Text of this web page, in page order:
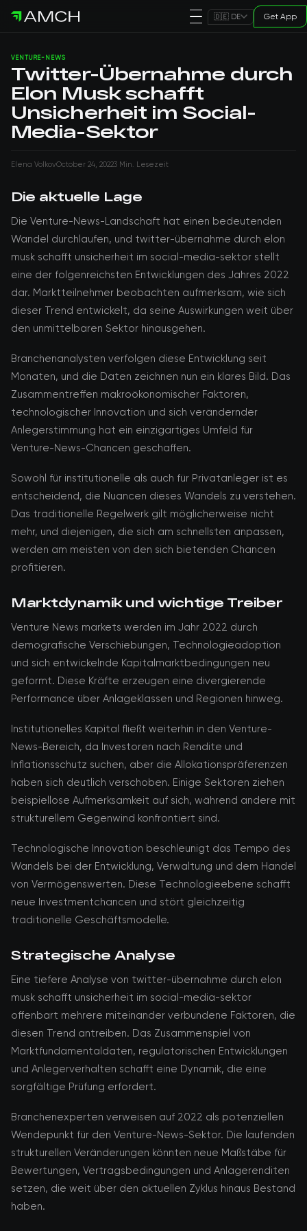
🇩🇪 DE Get App
VENTURE-NEWS
Twitter-Übernahme durch
Elon Musk schafft
Unsicherheit im Social-
Media-Sektor
Elena VolkovOctober 24, 20223 Min. Lesezeit
Die aktuelle Lage
Die Venture-News-Landschaft hat einen bedeutenden
Wandel durchlaufen, und twitter-übernahme durch elon
musk schafft unsicherheit im social-media-sektor stellt
eine der folgenreichsten Entwicklungen des Jahres 2022
dar. Marktteilnehmer beobachten aufmerksam, wie sich
dieser Trend entwickelt, da seine Auswirkungen weit über
den unmittelbaren Sektor hinausgehen.
Branchenanalysten verfolgen diese Entwicklung seit
Monaten, und die Daten zeichnen nun ein klares Bild. Das
Zusammentreffen makroökonomischer Faktoren,
technologischer Innovation und sich verändernder
Anlegerstimmung hat ein einzigartiges Umfeld für
Venture-News-Chancen geschaffen.
Sowohl für institutionelle als auch für Privatanleger ist es
entscheidend, die Nuancen dieses Wandels zu verstehen.
Das traditionelle Regelwerk gilt möglicherweise nicht
mehr, und diejenigen, die sich am schnellsten anpassen,
werden am meisten von den sich bietenden Chancen
profitieren.
Marktdynamik und wichtige Treiber
Venture News markets werden im Jahr 2022 durch
demografische Verschiebungen, Technologieadoption
und sich entwickelnde Kapitalmarktbedingungen neu
geformt. Diese Kräfte erzeugen eine divergierende
Performance über Anlageklassen und Regionen hinweg.
Institutionelles Kapital fließt weiterhin in den Venture-
News-Bereich, da Investoren nach Rendite und
Inflationsschutz suchen, aber die Allokationspräferenzen
haben sich deutlich verschoben. Einige Sektoren ziehen
beispiellose Aufmerksamkeit auf sich, während andere mit
strukturellem Gegenwind konfrontiert sind.
Technologische Innovation beschleunigt das Tempo des
Wandels bei der Entwicklung, Verwaltung und dem Handel
von Vermögenswerten. Diese Technologieebene schafft
neue Investmentchancen und stört gleichzeitig
traditionelle Geschäftsmodelle.
Strategische Analyse
Eine tiefere Analyse von twitter-übernahme durch elon
musk schafft unsicherheit im social-media-sektor
offenbart mehrere miteinander verbundene Faktoren, die
diesen Trend antreiben. Das Zusammenspiel von
Marktfundamentaldaten, regulatorischen Entwicklungen
und Anlegerverhalten schafft eine Dynamik, die eine
sorgfältige Prüfung erfordert.
Branchenexperten verweisen auf 2022 als potenziellen
Wendepunkt für den Venture-News-Sektor. Die laufenden
strukturellen Veränderungen könnten neue Maßstäbe für
Bewertungen, Vertragsbedingungen und Anlagerenditen
setzen, die weit über den aktuellen Zyklus hinaus Bestand
haben.